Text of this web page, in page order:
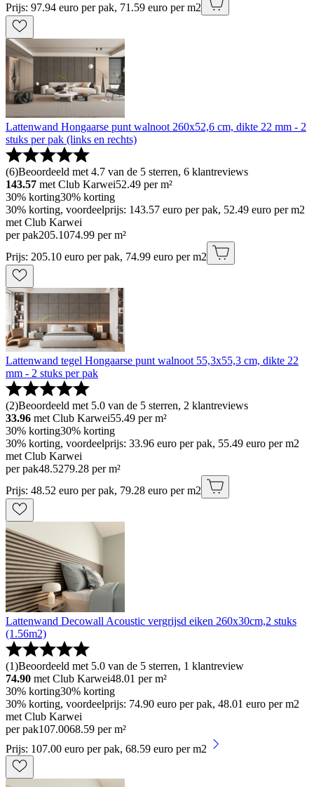
Prijs: 97.94 euro per pak, 71.59 euro per m2
Lattenwand Hongaarse punt walnoot 260x52,6 cm, dikte 22 mm - 2
stuks per pak (links en rechts)
(6)Beoordeeld met 4.7 van de 5 sterren, 6 klantreviews
143.57 met Club Karwei52.49 per m²
30% korting30% korting
30% korting, voordeelprijs: 143.57 euro per pak, 52.49 euro per m2
met Club Karwei
per pak205.1074.99 per m²
Prijs: 205.10 euro per pak, 74.99 euro per m2
Lattenwand tegel Hongaarse punt walnoot 55,3x55,3 cm, dikte 22
mm - 2 stuks per pak
(2)Beoordeeld met 5.0 van de 5 sterren, 2 klantreviews
33.96 met Club Karwei55.49 per m²
30% korting30% korting
30% korting, voordeelprijs: 33.96 euro per pak, 55.49 euro per m2
met Club Karwei
per pak48.5279.28 per m²
Prijs: 48.52 euro per pak, 79.28 euro per m2
Lattenwand Decowall Acoustic vergrijsd eiken 260x30cm,2 stuks
(1.56m2)
(1)Beoordeeld met 5.0 van de 5 sterren, 1 klantreview
74.90 met Club Karwei48.01 per m²
30% korting30% korting
30% korting, voordeelprijs: 74.90 euro per pak, 48.01 euro per m2
met Club Karwei
per pak107.0068.59 per m²
Prijs: 107.00 euro per pak, 68.59 euro per m2